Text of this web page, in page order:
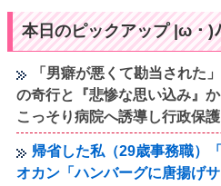
本日のピックアップ |ω・)ﾉ
「男癖が悪くて勘当された
の奇行と『悲惨な思い込み』
こっそり病院へ誘導し行政保
帰省した私（29歳事務職）
オカン「ハンバーグに唐揚げ